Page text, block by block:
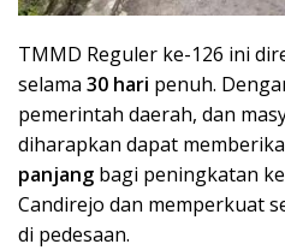
TMMD Reguler ke-126 ini
selama 30 hari penuh.
pemerintah daerah, dan
diharapkan dapat
panjang bagi peningkatan
Candirejo dan memperkuat
di pedesaan.